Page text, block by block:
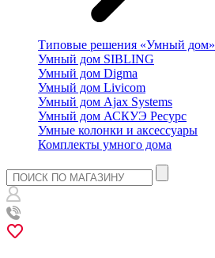
Типовые решения «Умный дом»
Умный дом SIBLING
Умный дом Digma
Умный дом Livicom
Умный дом Ajax Systems
Умный дом АСКУЭ Ресурс
Умные колонки и аксессуары
Комплекты умного дома